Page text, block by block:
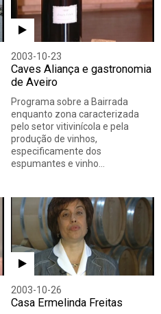
2003-10-23
Caves Aliança e gastronomia
de Aveiro
Programa sobre a Bairrada
enquanto zona caracterizada
pelo setor vitivinícola e pela
produção de vinhos,
especificamente dos
espumantes e vinho…
2003-10-26
Casa Ermelinda Freitas